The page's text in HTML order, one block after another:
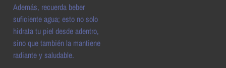
Además, recuerda beber
suficiente agua; esto no solo
hidrata tu piel desde adentro,
sino que también la mantiene
radiante y saludable.